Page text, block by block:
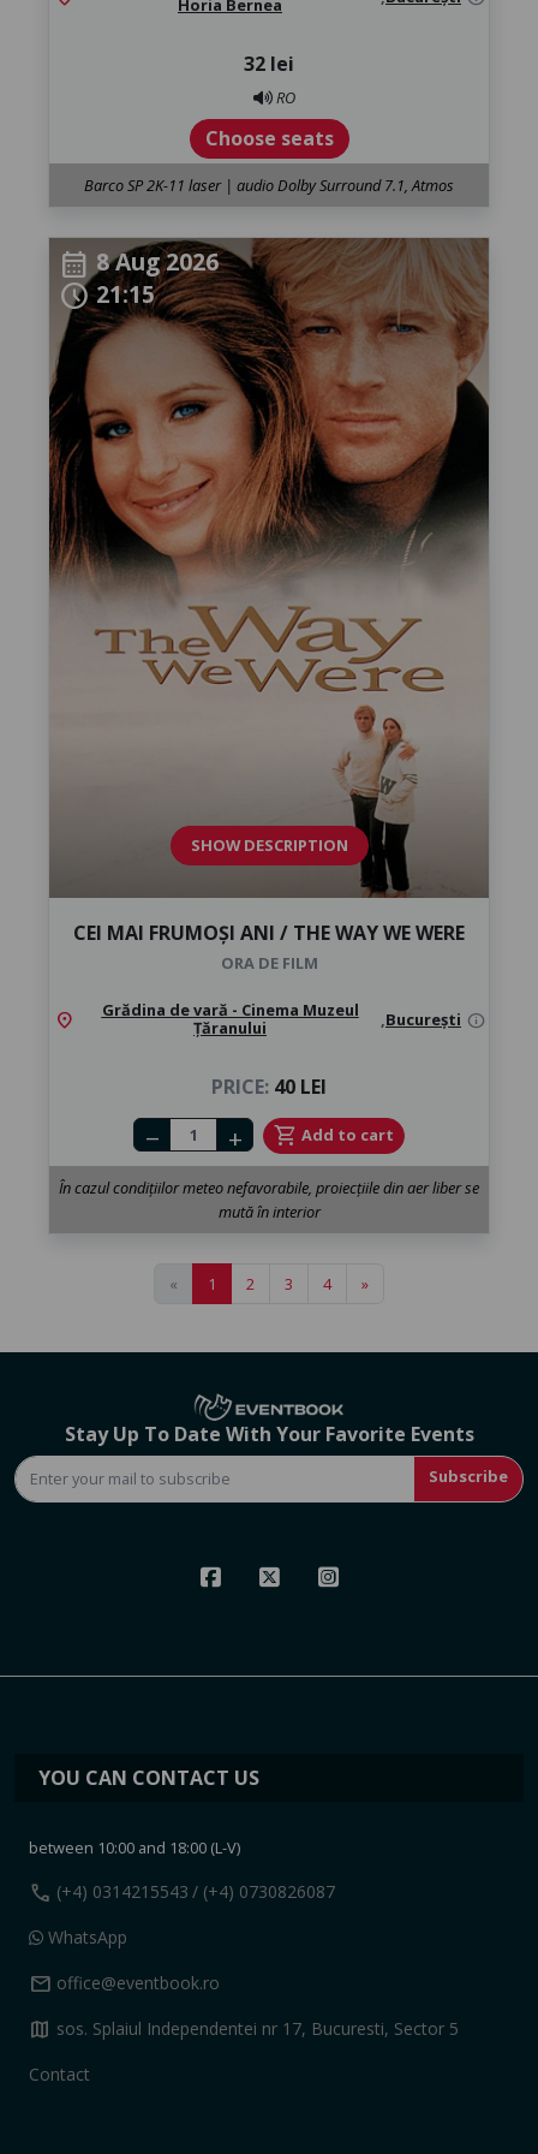
Horia Bernea
32 lei
RO
Choose seats
Barco SP 2K-11 laser | audio Dolby Surround 7.1, Atmos
calendar_month 8 Aug 2026
schedule21:15
SHOW DESCRIPTION
CEI MAI FRUMOȘI ANI / THE WAY WE WERE
ORA DE FILM
location_on
Grădina de vară - Cinema Muzeul
Țăranului
,București info
PRICE: 40 LEI
Number of tickets
remove add shopping_cart Add to cart
În cazul condițiilor meteo nefavorabile, proiecțiile din aer liber se
mută în interior
« 1 2 3 4 »
Stay Up To Date With Your Favorite Events
Subscribe
YOU CAN CONTACT US
between 10:00 and 18:00 (L-V)
call (+4) 0314215543 / (+4) 0730826087
WhatsApp
mail office@eventbook.ro
map sos. Splaiul Independentei nr 17, Bucuresti, Sector 5
Contact